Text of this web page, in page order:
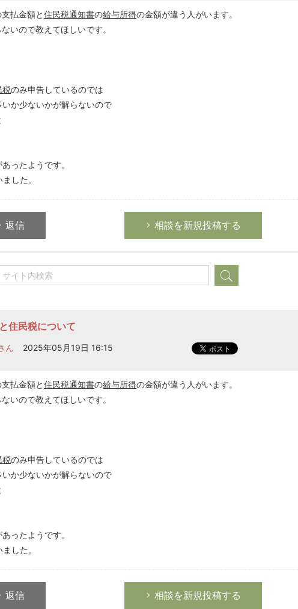
払金額と住民税通知書の給与所得の金額が違う人がいます。
いので教えてほしいです。
税のみ申告しているのでは
か少ないかが解らないので
ったようです。
した。
返信 相談を新規投稿する
住民税について
ん 2025年05月19日 16:15
払金額と住民税通知書の給与所得の金額が違う人がいます。
いので教えてほしいです。
税のみ申告しているのでは
か少ないかが解らないので
ったようです。
した。
返信 相談を新規投稿する